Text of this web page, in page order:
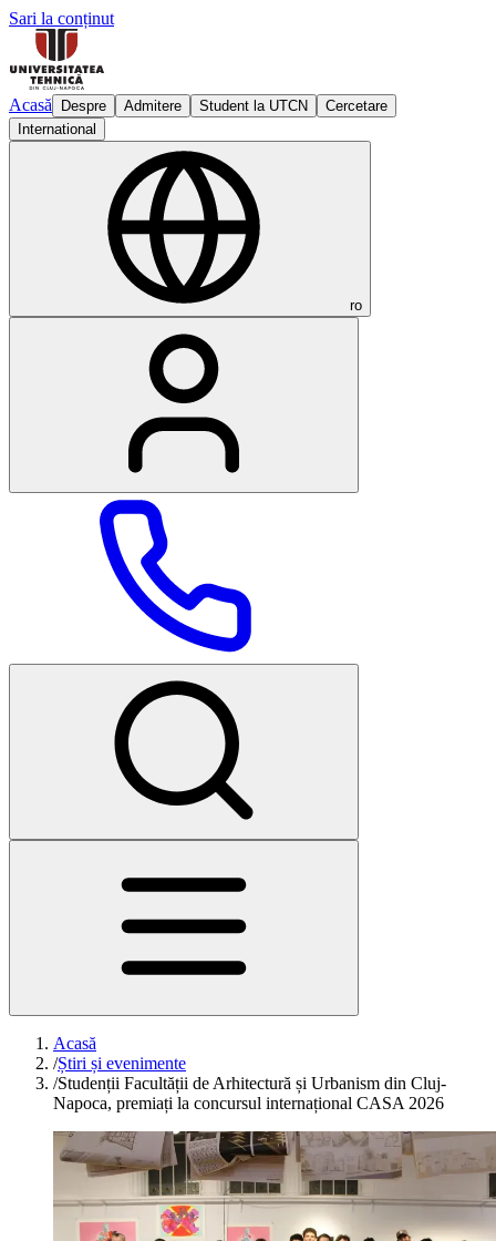
Sari la conținut
Acasă Despre Admitere Student la UTCN
Cercetare
International
ro
Acasă
/Știri și evenimente
/Studenții Facultății de Arhitectură și Urbanism din Cluj-
Napoca, premiați la concursul internațional CASA 2026